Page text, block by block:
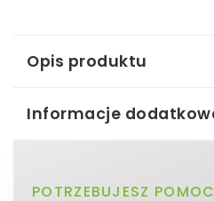
Opis produktu
niezwykle funkcjonalne
Informacje
Kolor biały, czarny
POTRZEBUJESZ